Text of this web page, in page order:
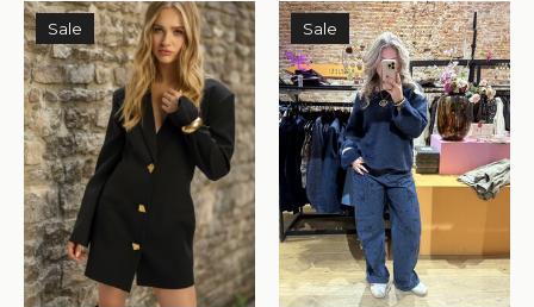
Items van productcarrousel
Sale Sale